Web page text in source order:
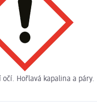
Hořlavá kapalina a páry.